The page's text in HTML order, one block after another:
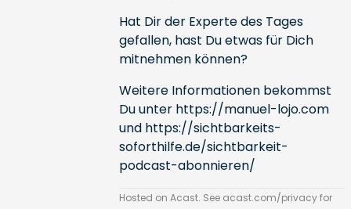
Hat Dir der Experte des Tages
gefallen, hast Du etwas für Dich
mitnehmen können?
Weitere Informationen bekommst
Du unter https://manuel-lojo.com
und https://sichtbarkeits-
soforthilfe.de/sichtbarkeit-
podcast-abonnieren/
Hosted on Acast. See acast.com/privacyfor